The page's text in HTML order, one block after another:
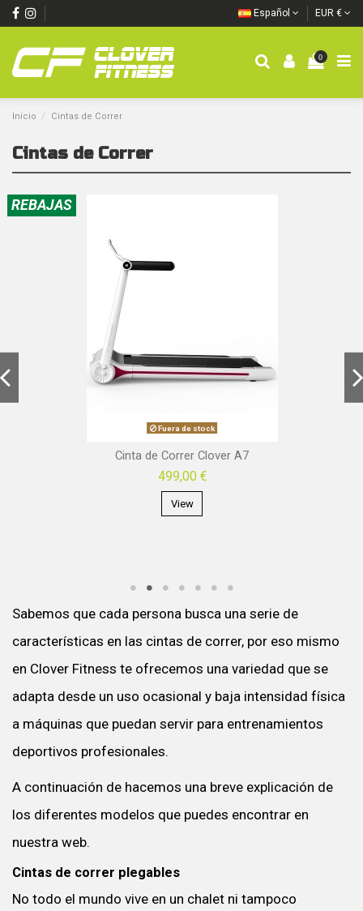
Español EUR €
0
Inicio Cintas de Correr
Cintas de Correr
REBAJAS
Fuera de stock
Cinta de Correr Clover A7
499,00 €
View
Sabemos que cada persona busca una serie de
características en las cintas de correr, por eso mismo
en Clover Fitness te ofrecemos una variedad que se
adapta desde un uso ocasional y baja intensidad física
a máquinas que puedan servir para entrenamientos
deportivos profesionales.
A continuación de hacemos una breve explicación de
los diferentes modelos que puedes encontrar en
nuestra web.
Cintas de correr plegables
No todo el mundo vive en un chalet ni tampoco